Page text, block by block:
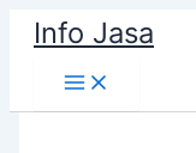
Skip
content
Info Jasa